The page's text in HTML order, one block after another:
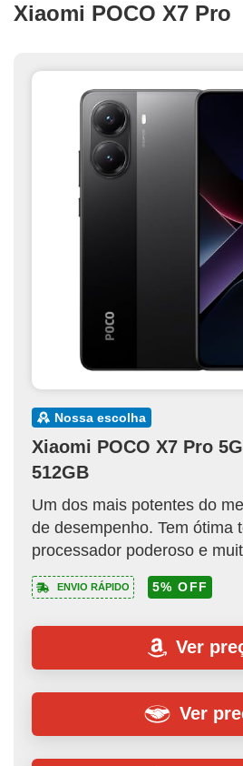
Xiaomi POCO X7 Pro
nossa escolha
Xiaomi POCO X7 Pro
512GB
Um dos mais potentes do
de desempenho. Tem ótima
processador poderoso e
ENVIO RÁPIDO 5% OFF
Ver
Ver